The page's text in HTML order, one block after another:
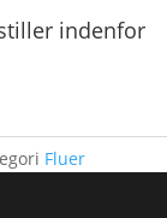
indenfor
Fluer